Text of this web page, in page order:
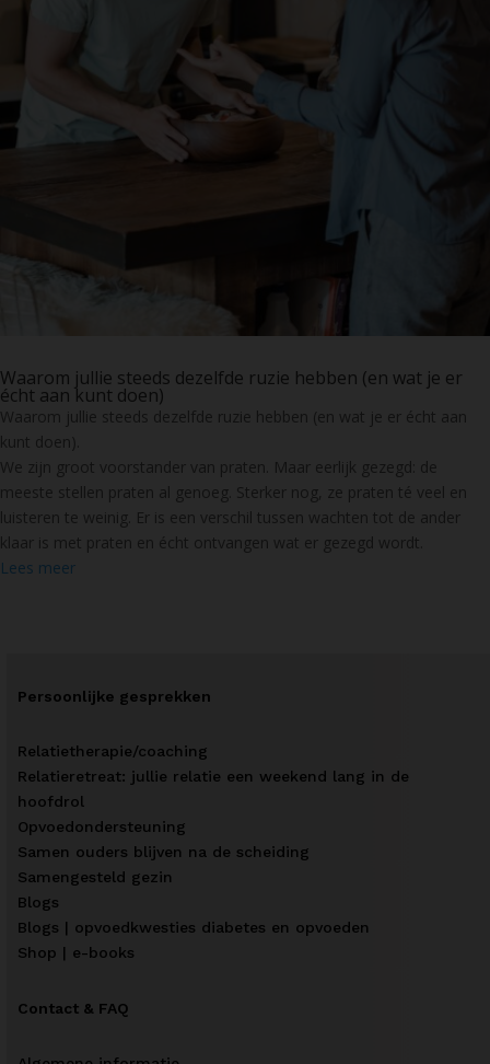
Waarom jullie steeds dezelfde ruzie hebben (en wat je er
écht aan kunt doen)
Waarom jullie steeds dezelfde ruzie hebben (en wat je er écht aan
kunt doen).
We zijn groot voorstander van praten. Maar eerlijk gezegd: de
meeste stellen praten al genoeg. Sterker nog, ze praten té veel en
luisteren te weinig. Er is een verschil tussen wachten tot de ander
klaar is met praten en écht ontvangen wat er gezegd wordt.
Lees meer
Persoonlijke gesprekken
Relatietherapie/coaching
Relatieretreat: jullie relatie een weekend lang in de
hoofdrol
Opvoedondersteuning
Samen ouders blijven na de scheiding
Samengesteld gezin
Blogs
Blogs | opvoedkwesties diabetes en opvoeden
Shop | e-books
Contact & FAQ